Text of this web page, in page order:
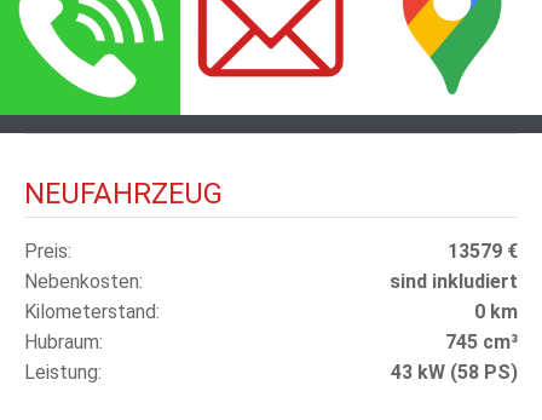
NEUFAHRZEUG
Preis
13579 €
Nebenkosten
sind inkludiert
Kilometerstand
0 km
Hubraum
745 cm³
Leistung
43 kW (58 PS)